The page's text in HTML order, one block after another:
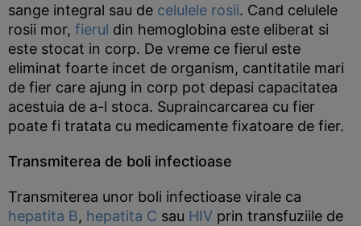
sange integral sau de celulele rosii. Cand celulele
rosii mor, fierul din hemoglobina este eliberat si
este stocat in corp. De vreme ce fierul este
eliminat foarte incet de organism, cantitatile mari
de fier care ajung in corp pot depasi capacitatea
acestuia de a-l stoca. Supraincarcarea cu fier
poate fi tratata cu medicamente fixatoare de fier.
Transmiterea de boli infectioase
Transmiterea unor boli infectioase virale ca
hepatita B, hepatita C sau HIV prin transfuziile de